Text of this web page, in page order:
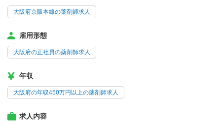
大阪府京阪本線の薬剤師求人
雇用形態
大阪府の正社員の薬剤師求人
年収
大阪府の年収450万円以上の薬剤師求人
求人内容